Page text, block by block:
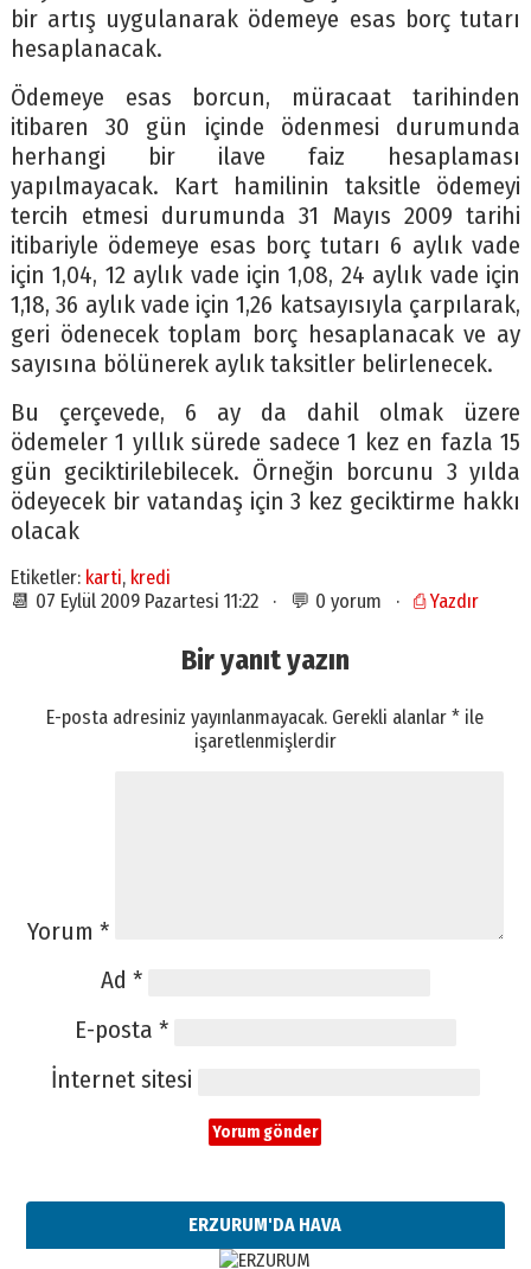
bir artış uygulanarak ödemeye esas borç tutarı
hesaplanacak.
Ödemeye esas borcun, müracaat tarihinden
itibaren 30 gün içinde ödenmesi durumunda
herhangi bir ilave faiz hesaplaması
yapılmayacak. Kart hamilinin taksitle ödemeyi
tercih etmesi durumunda 31 Mayıs 2009 tarihi
itibariyle ödemeye esas borç tutarı 6 aylık vade
için 1,04, 12 aylık vade için 1,08, 24 aylık vade için
1,18, 36 aylık vade için 1,26 katsayısıyla çarpılarak,
geri ödenecek toplam borç hesaplanacak ve ay
sayısına bölünerek aylık taksitler belirlenecek.
Bu çerçevede, 6 ay da dahil olmak üzere
ödemeler 1 yıllık sürede sadece 1 kez en fazla 15
gün geciktirilebilecek. Örneğin borcunu 3 yılda
ödeyecek bir vatandaş için 3 kez geciktirme hakkı
olacak
Etiketler: karti, kredi
📆 07 Eylül 2009 Pazartesi 11:22 · 💬 0 yorum · ⎙ Yazdır
Bir yanıt yazın
E-posta adresiniz yayınlanmayacak. Gerekli alanlar* ile
işaretlenmişlerdir
Yorum *
Ad *
E-posta *
İnternet sitesi
ERZURUM'DA HAVA